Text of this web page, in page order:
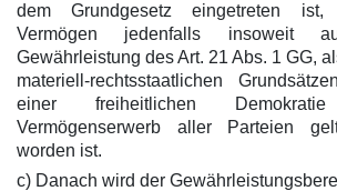
dem Grundgesetz eingetreten
Vermögen jedenfalls insoweit
Gewährleistung des Art. 21 Abs. 1 GG,
materiell-rechtsstaatlichen
einer freiheitlichen
Vermögenserwerb aller Parteien
worden ist.
c) Danach wird der